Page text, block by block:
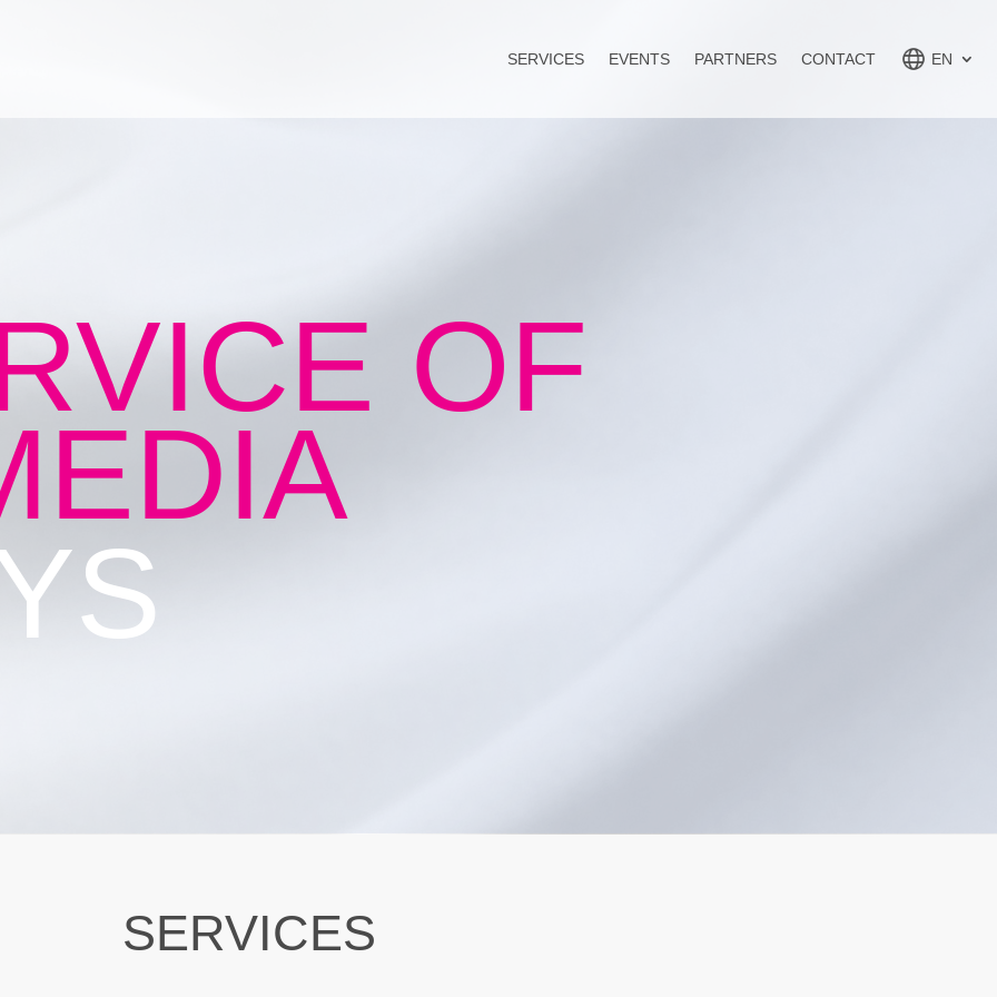
SERVICES EVENTS PARTNERS CONTACT EN
OF
SERVICES